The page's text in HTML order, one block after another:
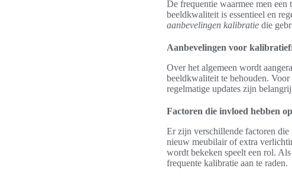
De frequentie waarmee men
beeldkwaliteit is essentieel en
aanbevelingen kalibratie die
Aanbevelingen voor
Over het algemeen wordt
beeldkwaliteit te behouden.
regelmatige updates zijn
Factoren die invloed hebben
Er zijn verschillende factoren
nieuw meubilair of extra
wordt bekeken speelt een rol.
frequente kalibratie aan te raden.